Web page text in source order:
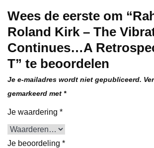
Wees de eerste om
Roland Kirk – The
Continues…A
T” te beoordelen
Je e-mailadres wordt niet gepubliceerd.
gemarkeerd met *
Je waardering *
Je beoordeling *